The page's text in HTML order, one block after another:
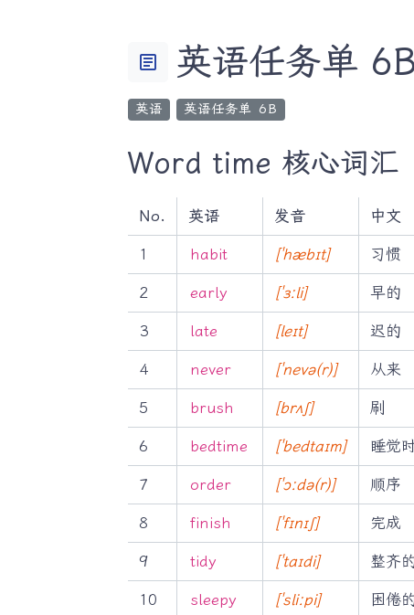
article 英语任务单
英语 英语任务单 6B
Word time 核心词汇
No. 英语 发音 中文
1 habit [ˈhæbɪt] 习惯
2 early [ˈɜːli] 早的
3 late [leɪt] 迟的
4 never [ˈnevə(r)] 从来
5 brush [brʌʃ] 刷
6 bedtime [ˈbedtaɪm] 睡觉
7 order [ˈɔːdə(r)] 顺序
8 finish [ˈfɪnɪʃ] 完成
9 tidy [ˈtaɪdi] 整齐
10 sleepy [ˈsliːpi] 困倦